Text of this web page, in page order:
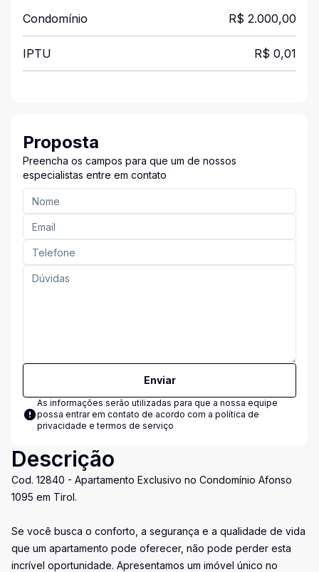
Condomínio R$ 2.000,00
IPTU R$ 0,01
Proposta
Preencha os campos para que um de nossos
especialistas entre em contato
Enviar
As informações serão utilizadas para que a nossa equipe
possa entrar em contato de acordo com a política de
privacidade e termos de serviço
Descrição
Cod. 12840 - Apartamento Exclusivo no Condomínio Afonso
1095 em Tirol.
Se você busca o conforto, a segurança e a qualidade de vida
que um apartamento pode oferecer, não pode perder esta
incrível oportunidade. Apresentamos um imóvel único no